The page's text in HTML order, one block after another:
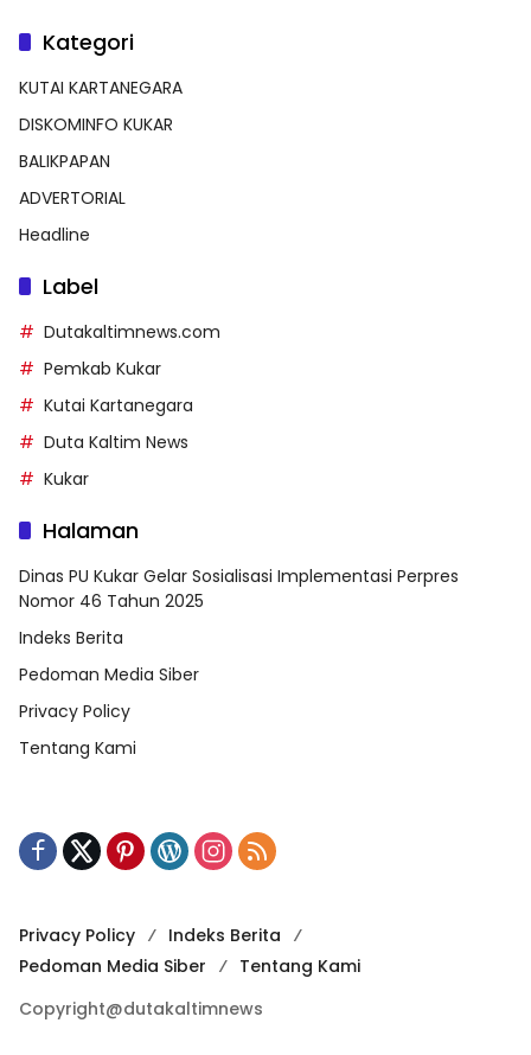
Kategori
KUTAI KARTANEGARA
DISKOMINFO KUKAR
BALIKPAPAN
ADVERTORIAL
Headline
Label
Dutakaltimnews.com
Pemkab Kukar
Kutai Kartanegara
Duta Kaltim News
Kukar
Halaman
Dinas PU Kukar Gelar Sosialisasi Implementasi Perpres
Nomor 46 Tahun 2025
Indeks Berita
Pedoman Media Siber
Privacy Policy
Tentang Kami
Privacy Policy
Indeks Berita
Pedoman Media Siber
Tentang Kami
Copyright@dutakaltimnews